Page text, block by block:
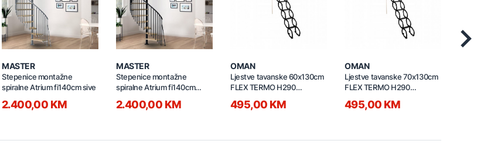
MASTER
Stepenice montažne
spiralne Atrium fi140cm sive
2.400,00 KM
MASTER
Stepenice montažne
spiralne Atrium fi140cm
antracit
2.400,00 KM
OMAN
Ljestve tavanske 60x130cm
FLEX TERMO H290
TSS20157
495,00 KM
OMAN
Ljestve tavanske 70x130cm
FLEX TERMO H290
TSS20158
495,00 KM